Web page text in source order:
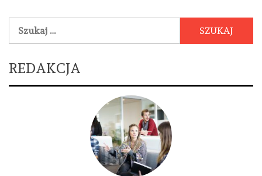
Szukaj:
REDAKCJA